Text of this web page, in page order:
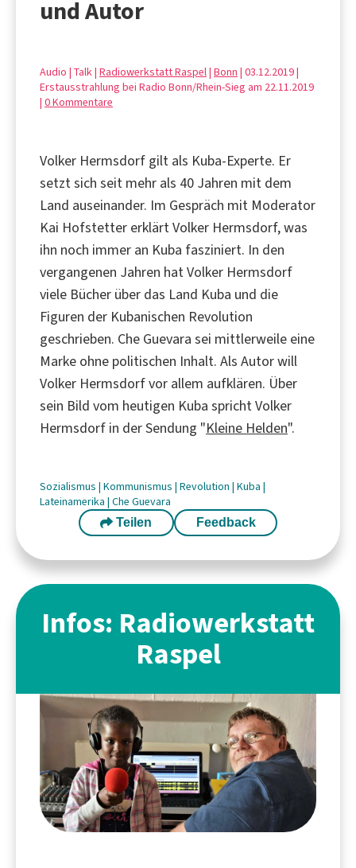
und Autor
Audio | Talk | Radiowerkstatt Raspel| Bonn | 03.12.2019 |
Erstausstrahlung bei Radio Bonn/Rhein-Sieg am 22.11.2019
| 0 Kommentare
Volker Hermsdorf gilt als Kuba-Experte. Er
setzt sich seit mehr als 40 Jahren mit dem
Land auseinander. Im Gespräch mit Moderator
Kai Hofstetter erklärt Volker Hermsdorf, was
ihn noch immer an Kuba fasziniert. In den
vergangenen Jahren hat Volker Hermsdorf
viele Bücher über das Land Kuba und die
Figuren der Kubanischen Revolution
geschrieben. Che Guevara sei mittlerweile eine
Marke ohne politischen Inhalt. Als Autor will
Volker Hermsdorf vor allem aufklären. Über
sein Bild vom heutigen Kuba spricht Volker
Hermsdorf in der Sendung "Kleine Helden".
Sozialismus | Kommunismus | Revolution | Kuba |
Lateinamerika | Che Guevara
Teilen Feedback
Infos: Radiowerkstatt
Raspel